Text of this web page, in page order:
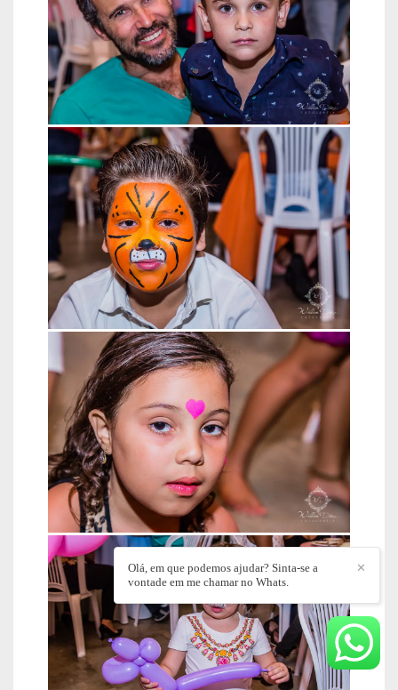
✕
Olá, em que podemos ajudar? Sinta-se a
vontade em me chamar no Whats.